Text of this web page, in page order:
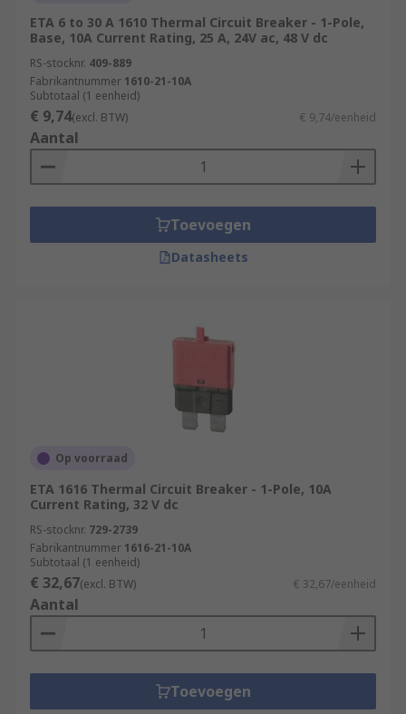
ETA 6 to 30 A 1610 Thermal Circuit Breaker - 1-Pole,
Base, 10A Current Rating, 25 A, 24V ac, 48 V dc
RS-stocknr. 409-889
Fabrikantnummer 1610-21-10A
Subtotaal (1 eenheid)
€ 9,74(excl. BTW) € 9,74/eenheid
Aantal
Toevoegen
Datasheets
Op voorraad
ETA 1616 Thermal Circuit Breaker - 1-Pole, 10A
Current Rating, 32 V dc
RS-stocknr. 729-2739
Fabrikantnummer 1616-21-10A
Subtotaal (1 eenheid)
€ 32,67(excl. BTW) € 32,67/eenheid
Aantal
Toevoegen